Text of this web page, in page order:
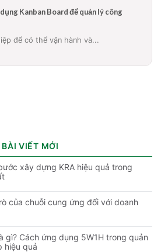
dụng biểu đồ gantt trong quản lý dự
sao rất nhiều doanh...
BÀI VIẾT MỚI
xây dựng KRA hiệu quả trong
của chuỗi cung ứng đối với doanh
gì? Cách ứng dụng 5W1H trong quản
hiệu quả